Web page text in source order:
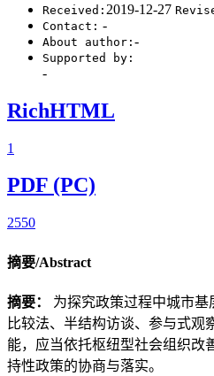
Received: 2019-12-27
Contact: -
About author: -
Supported by:
-
RichHTML
1
PDF (PC)
2550
摘要/Abstract
摘要： 为探究政策过程中城市
比较法、半结构访谈、参与式观
能，应当依托枢纽型社会组织改
持性政策的协商与落实。